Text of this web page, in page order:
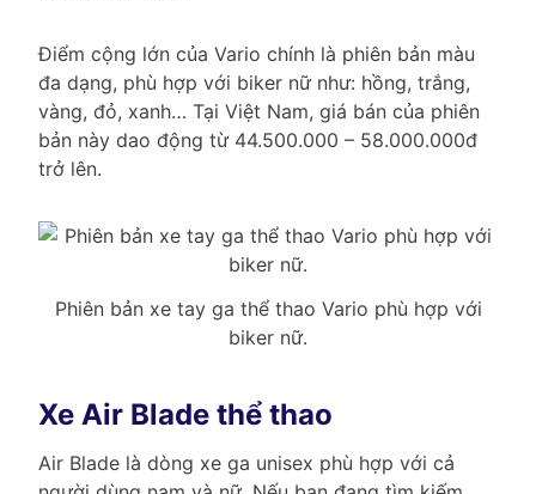
Điểm cộng lớn của Vario chính là phiên bản màu
đa dạng, phù hợp với biker nữ như: hồng, trắng,
vàng, đỏ, xanh… Tại Việt Nam, giá bán của phiên
bản này dao động từ 44.500.000 – 58.000.000đ
trở lên.
Phiên bản xe tay ga thể thao Vario phù hợp với
biker nữ.
Xe Air Blade thể thao
Air Blade là dòng xe ga unisex phù hợp với cả